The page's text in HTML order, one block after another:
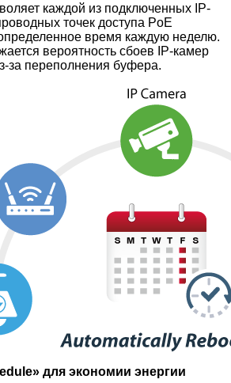
каждой из подключенных IP-
точек доступа PoE
время каждую неделю.
вероятность сбоев IP-камер
за переполнения буфера.
для экономии энергии